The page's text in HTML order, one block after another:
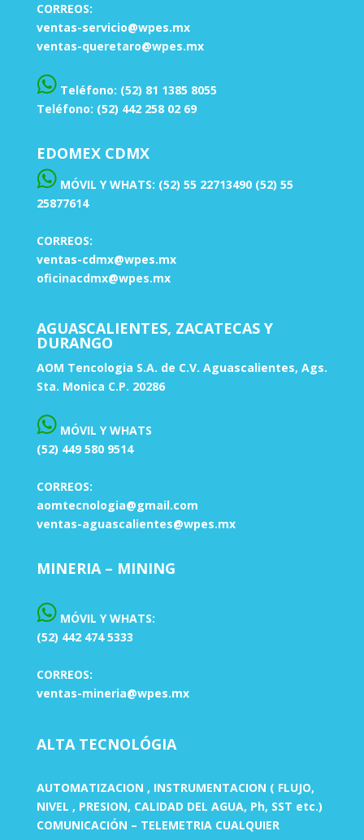
CORREOS:
ventas-servicio@wpes.mx
ventas-queretaro@wpes.mx
Teléfono: (52) 81 1385 8055
Teléfono: (52) 442 258 02 69
EDOMEX CDMX
MÓVIL Y WHATS: (52) 55 22713490 (52) 55
25877614
CORREOS:
ventas-cdmx@wpes.mx
oficinacdmx@wpes.mx
AGUASCALIENTES, ZACATECAS Y
DURANGO
AOM Tencologia S.A. de C.V. Aguascalientes, Ags.
Sta. Monica C.P. 20286
MÓVIL Y WHATS
(52) 449 580 9514
CORREOS:
aomtecnologia@gmail.com
ventas-aguascalientes@wpes.mx
MINERIA – MINING
MÓVIL Y WHATS:
(52) 442 474 5333
CORREOS:
ventas-mineria@wpes.mx
ALTA TECNOLÓGIA
AUTOMATIZACION , INSTRUMENTACION ( FLUJO,
NIVEL , PRESION, CALIDAD DEL AGUA, Ph, SST etc.)
COMUNICACIÓN – TELEMETRIA CUALQUIER